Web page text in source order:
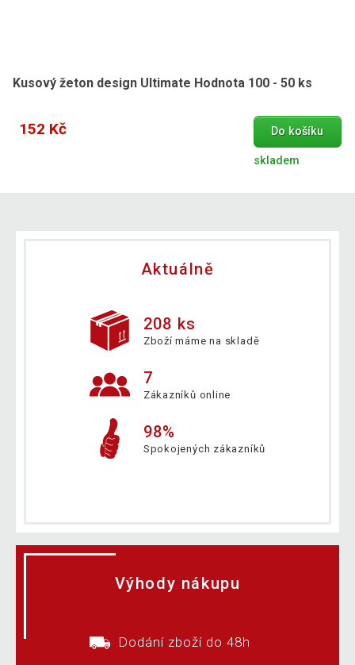
Kusový žeton design Ultimate Hodnota 100 - 50 ks
152 Kč Do košíku
skladem
Aktuálně
208 ks
Zboží máme na skladě
7
Zákazníků online
98%
Spokojených zákazníků
Výhody nákupu
Dodání zboží do 48h